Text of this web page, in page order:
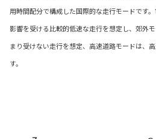
用時間配分で構成した国際的な走行モードです
影響を受ける比較的低速な走行を想定し、郊外
まり受けない走行を想定、高速道路モードは、
す。